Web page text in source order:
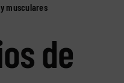
musculares
de